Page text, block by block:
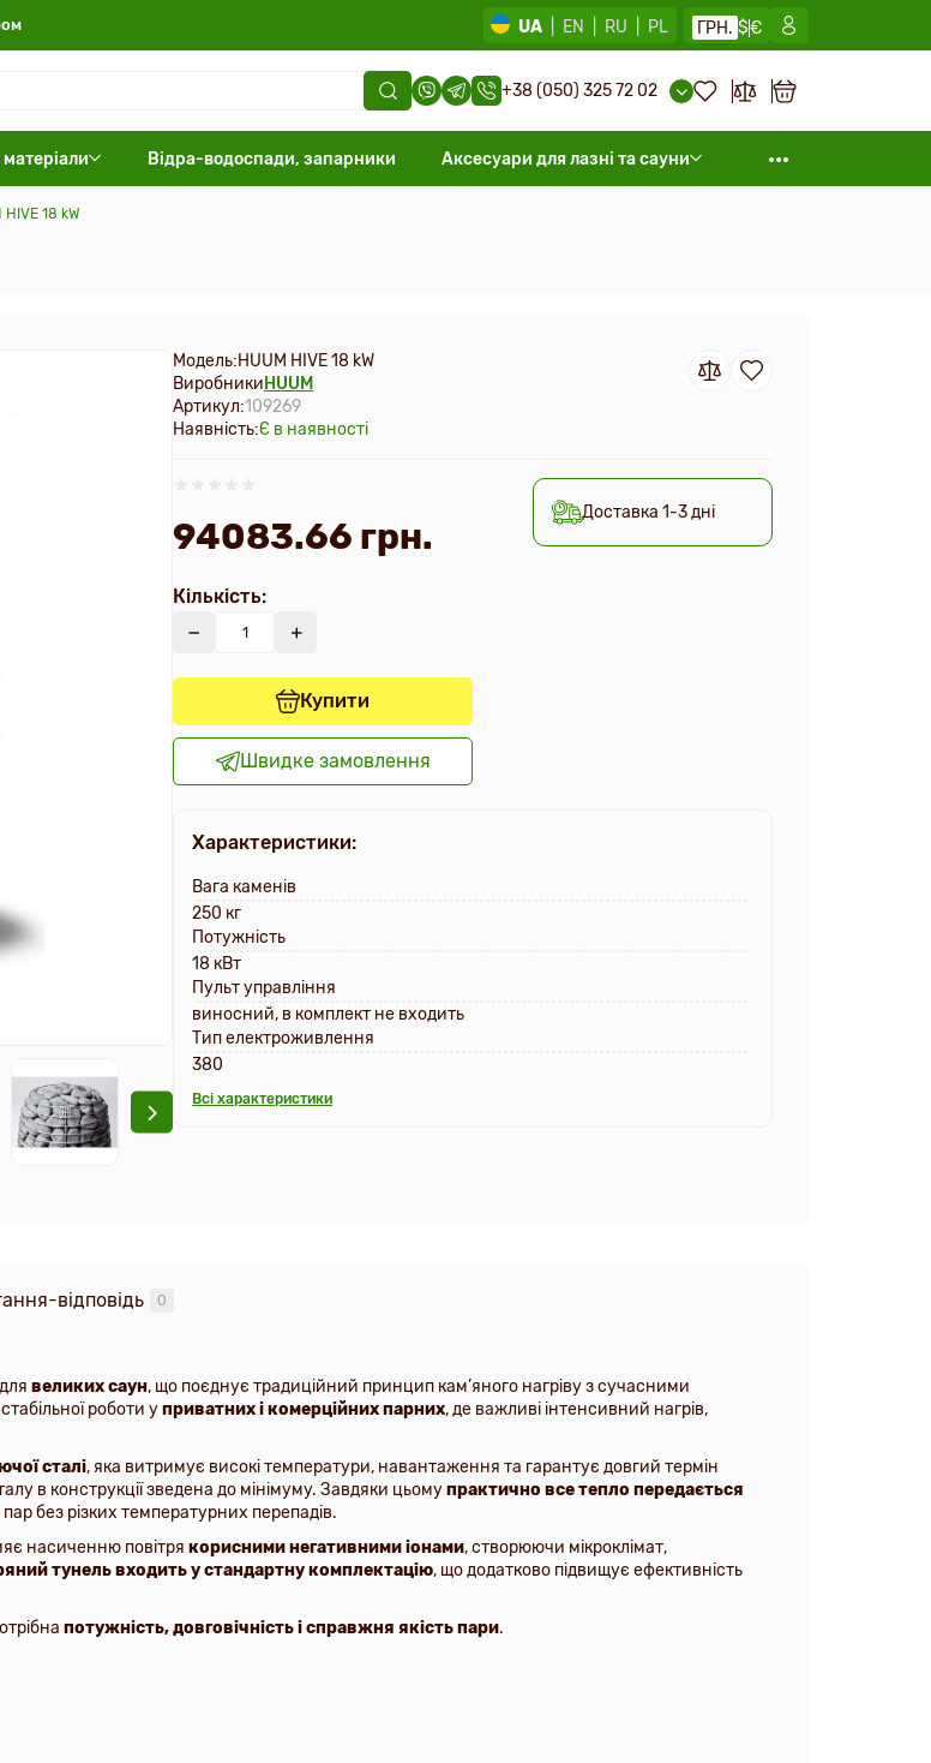
UA EN RU PL ГРН. $€
+38 (050) 325 72 02
Відра-водоспади, запарники Аксесуари для лазні та сауни
18 kW
Модель:HUUM HIVE 18 kW
Виробники HUUM
Артикул:109269
Наявність:Є в наявності
Доставка 1-3 дні
94083.66 грн.
Кількість:
Купити
Швидке замовлення
Характеристики:
Вага каменів
250 кг
Потужність
18 кВт
Пульт управління
виносний, в комплект не входить
Тип електроживлення
380
Всі характеристики
відповідь 0
великих саун, що поєднує традиційний принцип кам’яного нагріву з сучасними
роботи уприватних і комерційних парних, де важливі інтенсивний нагрів,
сталі, яка витримує високі температури, навантаження та гарантує довгий термін
в конструкції зведена до мінімуму. Завдяки цьомупрактично все тепло передається
без різких температурних перепадів.
насиченню повітря корисними негативними іонами, створюючи мікроклімат,
тунель входить у стандартну комплектацію, що додатково підвищує ефективність
потужність, довговічність і справжня якість пари.